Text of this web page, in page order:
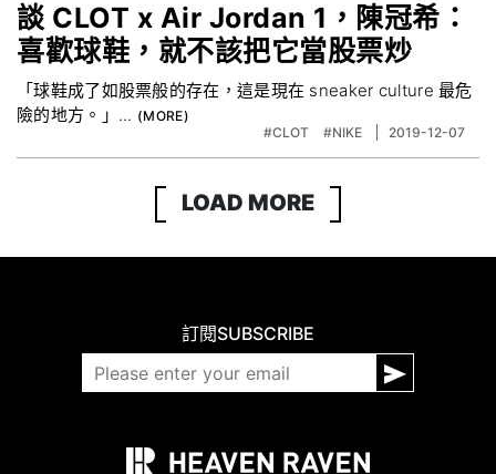
談 CLOT x Air Jordan 1，陳冠希：
喜歡球鞋，就不該把它當股票炒
「球鞋成了如股票般的存在，這是現在 sneaker culture 最危
險的地方。」...
#CLOT #NIKE‬ 2019-12-07
LOAD MORE
訂閱SUBSCRIBE